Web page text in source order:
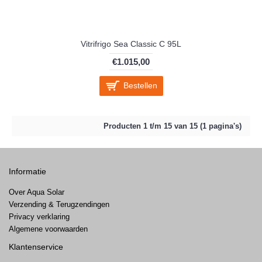
Vitrifrigo Sea Classic C 95L
€1.015,00
Bestellen
Producten 1 t/m 15 van 15 (1 pagina's)
Informatie
Over Aqua Solar
Verzending & Terugzendingen
Privacy verklaring
Algemene voorwaarden
Klantenservice